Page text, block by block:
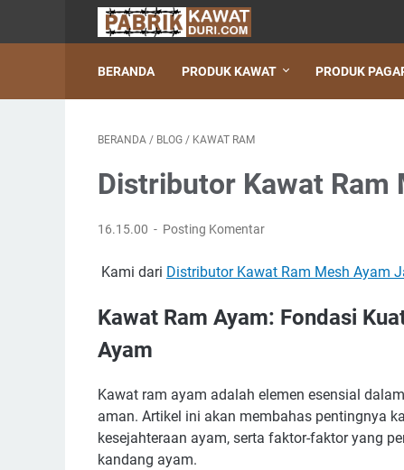
BERANDA PRODUK KAWAT PRODUK
BERANDA / BLOG / KAWAT RAM
Distributor Kawat Ram
16.15.00 Posting Komentar
Kami dari Distributor Kawat Ram Mesh Ayam
Kawat Ram Ayam: Fondasi
Ayam
Kawat ram ayam adalah elemen esensial
aman. Artikel ini akan membahas pentingnya
kesejahteraan ayam, serta faktor-faktor yang
kandang ayam.